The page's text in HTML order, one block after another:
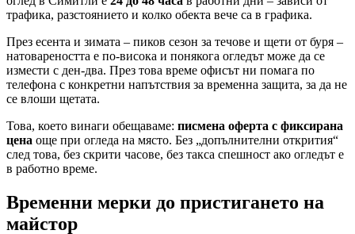
трафика, разстоянието и колко обекта вече са в графика.
През есента и зимата – пиков сезон за течове и щети от буря –
натовареността е по-висока и понякога огледът може да се
измести с ден-два. През това време офисът ни помага по
телефона с конкретни напътствия за временна защита, за да не
се влоши щетата.
Това, което винаги обещаваме: писмена оферта с фиксирана
цена още при огледа на място. Без „допълнителни открития“
след това, без скрити часове, без такса спешност ако огледът е
в работно време.
Временни мерки до пристигането на
майстор